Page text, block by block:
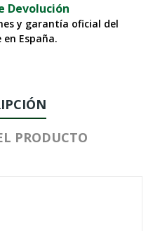
Devolución
y garantía oficial del
España.
PRODUCTO